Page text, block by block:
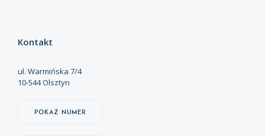
Kontakt
ul. Warmińska 7/4
10-544 Olsztyn
Pokaż numer